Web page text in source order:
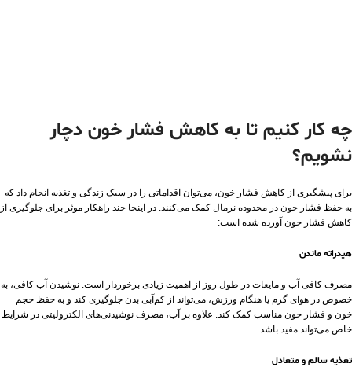
چه کار کنیم تا به کاهش فشار خون دچار
نشویم؟
برای پیشگیری از کاهش فشار خون، می‌توان اقداماتی را در سبک زندگی و تغذیه انجام داد که
به حفظ فشار خون در محدوده نرمال کمک می‌کنند. در اینجا چند راهکار موثر برای جلوگیری از
کاهش فشار خون آورده شده است:
هیدراته ماندن
مصرف کافی آب و مایعات در طول روز از اهمیت زیادی برخوردار است. نوشیدن آب کافی، به
خصوص در هوای گرم یا هنگام ورزش، می‌تواند از کم‌آبی بدن جلوگیری کند و به حفظ حجم
خون و فشار خون مناسب کمک کند. علاوه بر آب، مصرف نوشیدنی‌های الکترولیتی در شرایط
خاص می‌تواند مفید باشد.
تغذیه سالم و متعادل